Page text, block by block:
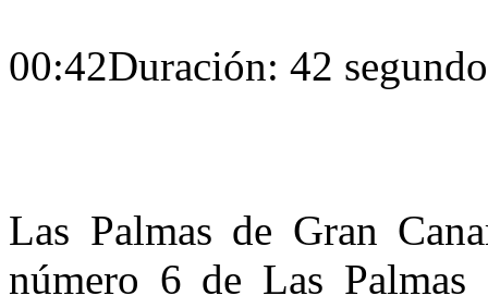
00:42Duración: 42
Las Palmas de Gran
número 6 de Las